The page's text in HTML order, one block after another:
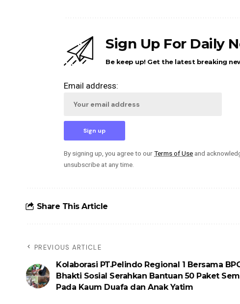
Sign Up For Daily
Be keep up! Get the latest breaking
Email address:
By signing up, you agree to ourTerms of Use and
unsubscribe at any time.
Share This Article
PREVIOUS ARTICLE
Kolaborasi PT.Pelindo Regional 1 Bersama
Bhakti Sosial Serahkan Bantuan 50 Paket
Pada Kaum Duafa dan Anak Yatim